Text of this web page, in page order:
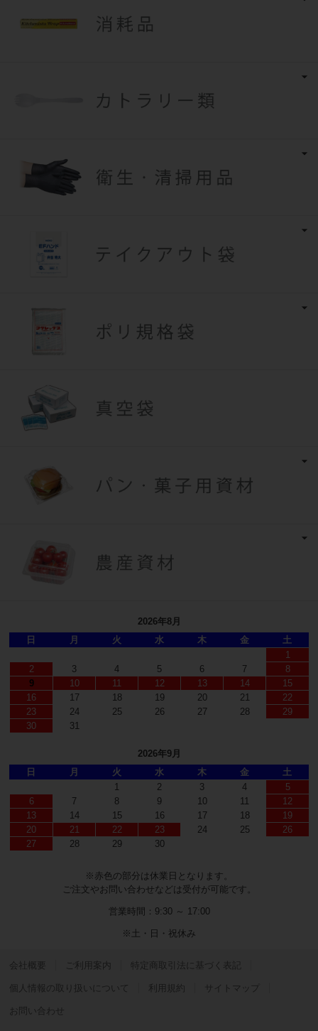
2026年8月
日
月 火 水 木 金
土
1
2
3 4 5 6 7
8
9
10 11 12 13 14
15
16
17 18 19 20 21
22
23
24 25 26 27 28
29
30
31
2026年9月
日
月 火 水 木 金
土
1
2 3 4
5
6
7 8 9 10 11
12
13
14 15 16 17 18
19
20
21 22 23 24 25
26
27
28 29 30
※赤色の部分は休業日となります。
ご注文やお問い合わせなどは受付が可能です。
営業時間：9:30 ～ 17:00
※土・日・祝休み
会社概要 ご利用案内 特定商取引法に基づく表記
個人情報の取り扱いについて 利用規約 サイトマップ
お問い合わせ